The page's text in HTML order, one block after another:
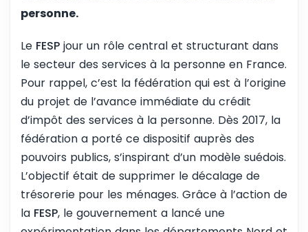
personne.
Le FESP jour un rôle central et structurant dans
le secteur des services à la personne en France.
Pour rappel, c’est la fédération qui est à l’origine
du projet de l’avance immédiate du crédit
d’impôt des services à la personne. Dès 2017, la
fédération a porté ce dispositif auprès des
pouvoirs publics, s’inspirant d’un modèle suédois.
L’objectif était de supprimer le décalage de
trésorerie pour les ménages. Grâce à l’action de
la FESP, le gouvernement a lancé une